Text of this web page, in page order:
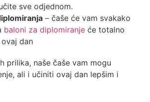
sve odjednom.
– čaše će vam svakako
baloni za diplomiranje će totalno
dan
prilika, naše čaše vam mogu
ali i učiniti ovaj dan lepšim i